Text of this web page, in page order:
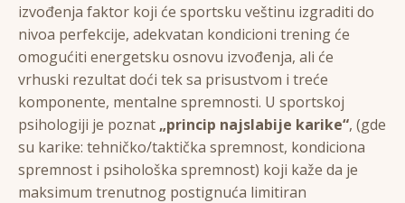
izvođenja faktor koji će sportsku veštinu izgraditi do
nivoa perfekcije, adekvatan kondicioni trening će
omogućiti energetsku osnovu izvođenja, ali će
vrhuski rezultat doći tek sa prisustvom i treće
komponente, mentalne spremnosti. U sportskoj
psihologiji je poznat „princip najslabije karike“, (gde
su karike: tehničko/taktička spremnost, kondiciona
spremnost i psihološka spremnost) koji kaže da je
maksimum trenutnog postignuća limitiran